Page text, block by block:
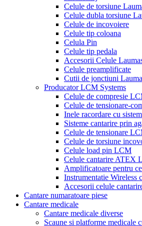
Celule de torsiune
Celule dubla torsiune
Celule de incovoiere
Celule tip coloana
Celula Pin
Celule tip pedala
Accesorii Celule
Celule preamplificate
Cutii de jonctiuni
Producator LCM Systems
Celule de compresie
Celule de tensionare-
Inele racordare cu
Sisteme cantarire prin
Celule de tensionare
Celule de torsiune
Celule load pin LCM
Celule cantarire ATEX
Amplificatoare pentru
Instrumentatie Wireless
Accesorii celule
Cantare numaratoare piese
Cantare medicale
Cantare medicale diverse
Scaune si platforme medicale